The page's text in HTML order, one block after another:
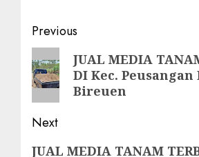
Post
navigation
Previous
Previous
post:
JUAL MEDIA
DI Kec. Peusangan
Bireuen
Next
Next
JUAL MEDIA TANAM